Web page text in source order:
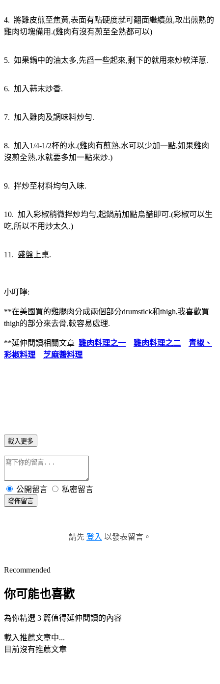
4. 將雞皮煎至焦黃,表面有點硬度就可翻面繼續煎,取出煎熟的
雞肉切塊備用.(雞肉有沒有煎至全熟都可以)
5. 如果鍋中的油太多,先舀一些起來,剩下的就用來炒軟洋蔥.
6. 加入蒜末炒香.
7. 加入雞肉及調味料炒勻.
8. 加入1/4-1/2杯的水.(雞肉有煎熟,水可以少加一點,如果雞肉
沒煎全熟,水就要多加一點來炒.)
9. 拌炒至材料均勻入味.
10. 加入彩椒稍微拌炒均勻,起鍋前加點烏醋即可.(彩椒可以生
吃,所以不用炒太久.)
11. 盛盤上桌.
小叮嚀:
**在美國買的雞腿肉分成兩個部分drumstick和thigh,我喜歡買
thigh的部分來去骨,較容易處理.
**延伸閱讀相關文章 雞肉料理之一 雞肉料理之二
青椒、
彩椒料理
芝麻醬料理
載入更多
公開留言 私密留言
發佈留言
請先 登入 以發表留言。
Recommended
你可能也喜歡
為你精選 3 篇值得延伸閱讀的內容
載入推薦文章中...
目前沒有推薦文章